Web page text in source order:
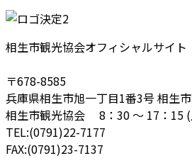
相生市観光協会オフィシャルサイト
〒678-8585
兵庫県相生市旭一丁目1番3号 相生
相生市観光協会 8：30 ～ 17：15
TEL:(0791)22-7177
FAX:(0791)23-7137